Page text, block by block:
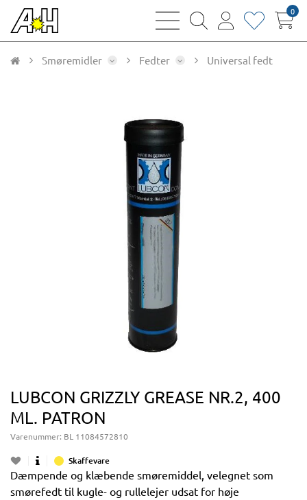
bars
magnifying
user
heart0
Smøremidler Fedter Universal fedt
LUBCON GRIZZLY GREASE NR.2, 400
ML. PATRON
Varenummer: BL 11084572810
Skaffevare
Dæmpende og klæbende smøremiddel, velegnet som
smørefedt til kugle- og rullelejer udsat for høje